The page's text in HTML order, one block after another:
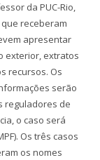
da PUC-Rio,
receberam
apresentar
exterior, extratos
recursos. Os
serão
reguladores de
o caso será
Os três casos
os nomes